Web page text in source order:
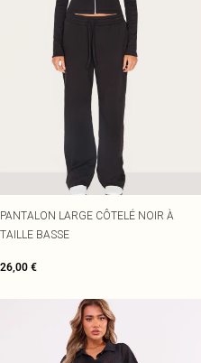
PANTALON LARGE CÔTELÉ NOIR À
TAILLE BASSE
26,00 €